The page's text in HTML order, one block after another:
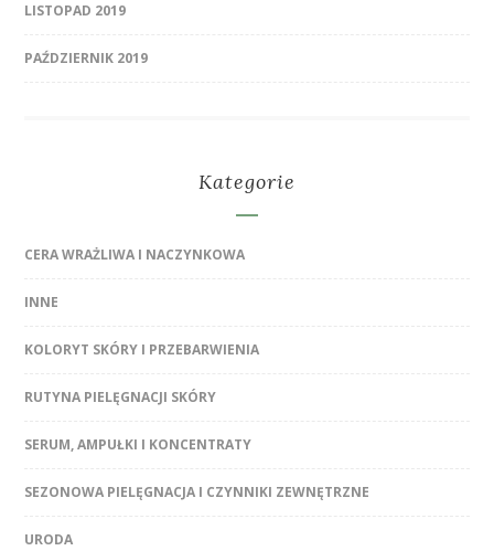
LISTOPAD 2019
PAŹDZIERNIK 2019
Kategorie
CERA WRAŻLIWA I NACZYNKOWA
INNE
KOLORYT SKÓRY I PRZEBARWIENIA
RUTYNA PIELĘGNACJI SKÓRY
SERUM, AMPUŁKI I KONCENTRATY
SEZONOWA PIELĘGNACJA I CZYNNIKI ZEWNĘTRZNE
URODA